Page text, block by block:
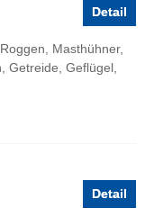
Detail
Masthühner,
Getreide, Geflügel,
Detail